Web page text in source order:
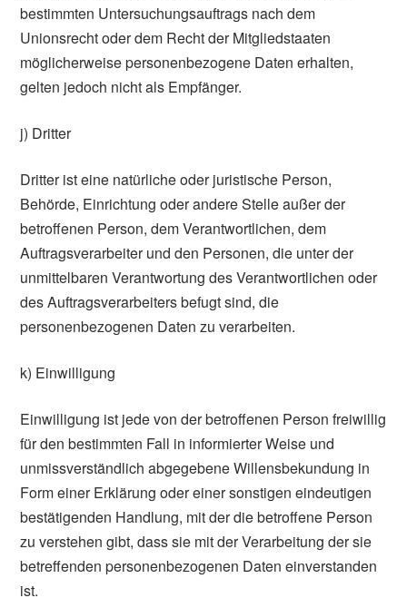
bestimmten Untersuchungsauftrags nach dem
Unionsrecht oder dem Recht der Mitgliedstaaten
möglicherweise personenbezogene Daten erhalten,
gelten jedoch nicht als Empfänger.
j) Dritter
Dritter ist eine natürliche oder juristische Person,
Behörde, Einrichtung oder andere Stelle außer der
betroffenen Person, dem Verantwortlichen, dem
Auftragsverarbeiter und den Personen, die unter der
unmittelbaren Verantwortung des Verantwortlichen oder
des Auftragsverarbeiters befugt sind, die
personenbezogenen Daten zu verarbeiten.
k) Einwilligung
Einwilligung ist jede von der betroffenen Person freiwillig
für den bestimmten Fall in informierter Weise und
unmissverständlich abgegebene Willensbekundung in
Form einer Erklärung oder einer sonstigen eindeutigen
bestätigenden Handlung, mit der die betroffene Person
zu verstehen gibt, dass sie mit der Verarbeitung der sie
betreffenden personenbezogenen Daten einverstanden
ist.